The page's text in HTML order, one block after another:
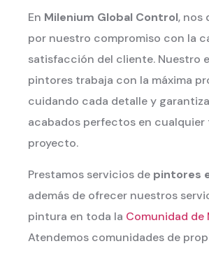
En Milenium Global Control, nos
por nuestro compromiso con la
satisfacción del cliente. Nuestro
pintores trabaja con la máxima
cuidando cada detalle y
acabados perfectos en cualquier
proyecto.
Prestamos servicios de pintores
además de ofrecer nuestros
pintura en toda la Comunidad de
Atendemos comunidades de